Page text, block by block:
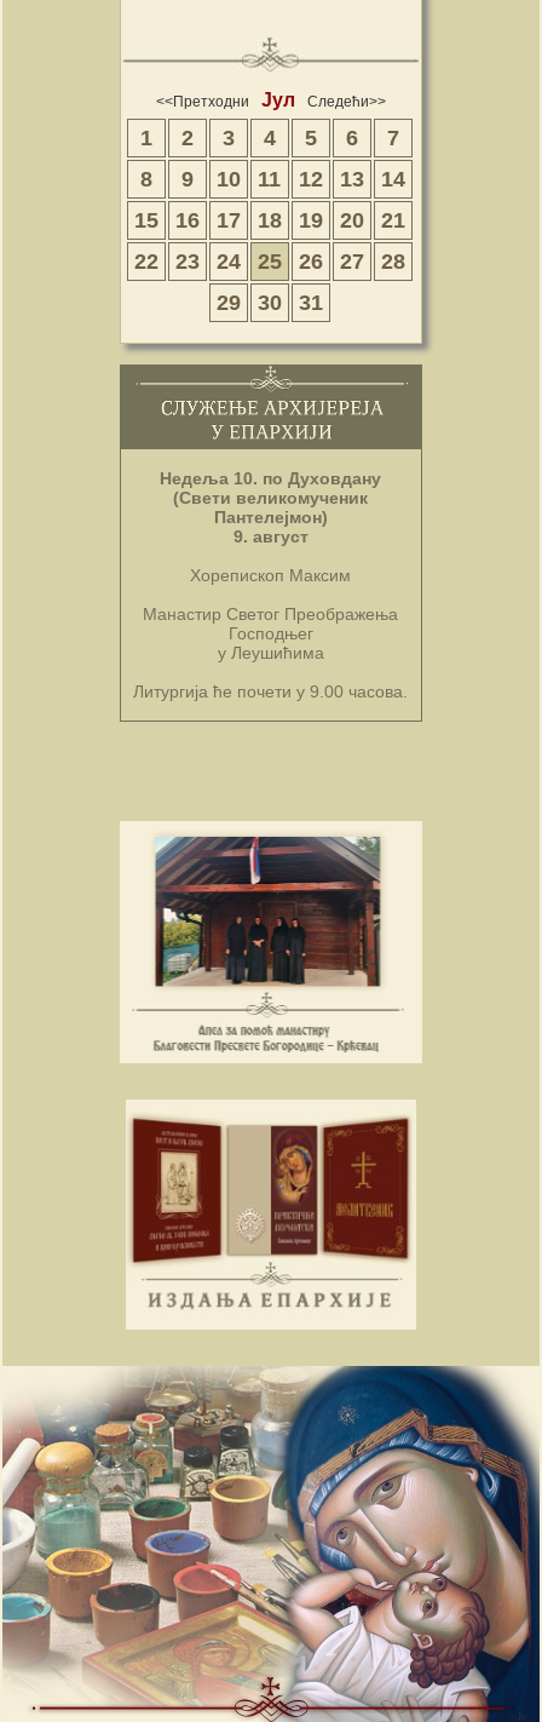
<<Претходни Јул Следећи>>
1 2 3 4 5 6
7
8
9 10 11 12 13
14
15
16 17 18 19 20
21
22
23 24 25 26 27
28
29
30 31
Недеља 10. по Духовдану
(Свети великомученик
Пантелејмон)
9. август
Хорепископ Максим
Манастир Светог Преображења
Господњег
у Леушићима
Литургија ће почети у 9.00 часова.